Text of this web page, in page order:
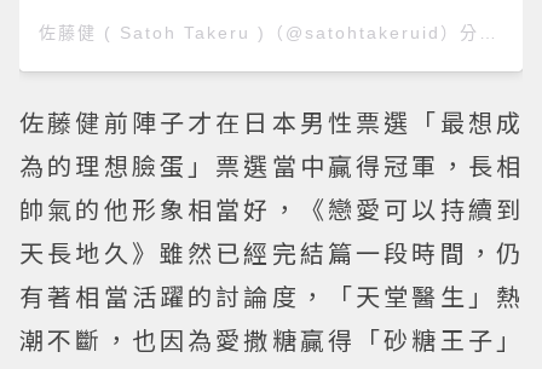
佐藤健前陣子才在日本男性票選「最想成
為的理想臉蛋」票選當中贏得冠軍，長相
帥氣的他形象相當好，《戀愛可以持續到
天長地久》雖然已經完結篇一段時間，仍
有著相當活躍的討論度，「天堂醫生」熱
潮不斷，也因為愛撒糖贏得「砂糖王子」